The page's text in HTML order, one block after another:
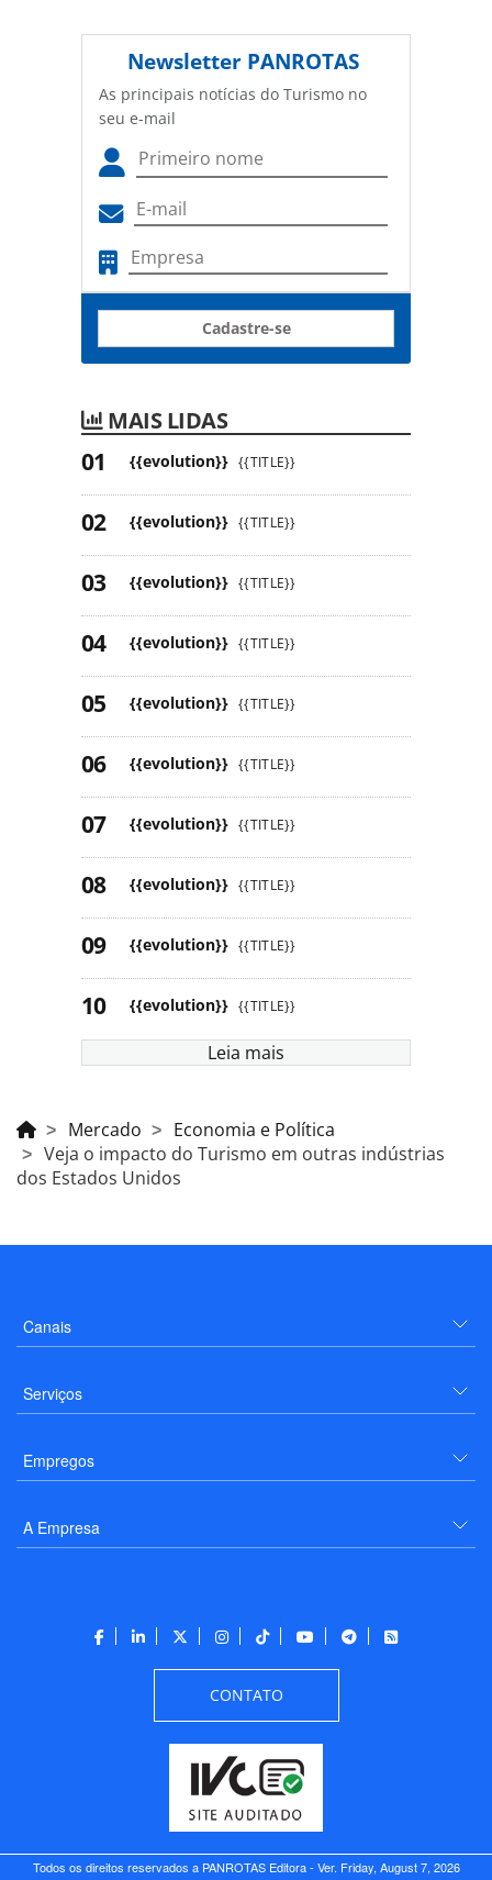
Newsletter PANROTAS
As principais notícias do Turismo no
seu e-mail
Cadastre-se
MAIS LIDAS
{{evolution}} {{TITLE}}
{{evolution}} {{TITLE}}
{{evolution}} {{TITLE}}
{{evolution}} {{TITLE}}
{{evolution}} {{TITLE}}
{{evolution}} {{TITLE}}
{{evolution}} {{TITLE}}
{{evolution}} {{TITLE}}
{{evolution}} {{TITLE}}
{{evolution}} {{TITLE}}
Leia mais
Mercado
Economia e Política
Veja o impacto do Turismo em outras indústrias
dos Estados Unidos
Canais
Serviços
Empregos
A Empresa
CONTATO
Todos os direitos reservados a PANROTAS Editora - Ver. Friday, August 7, 2026